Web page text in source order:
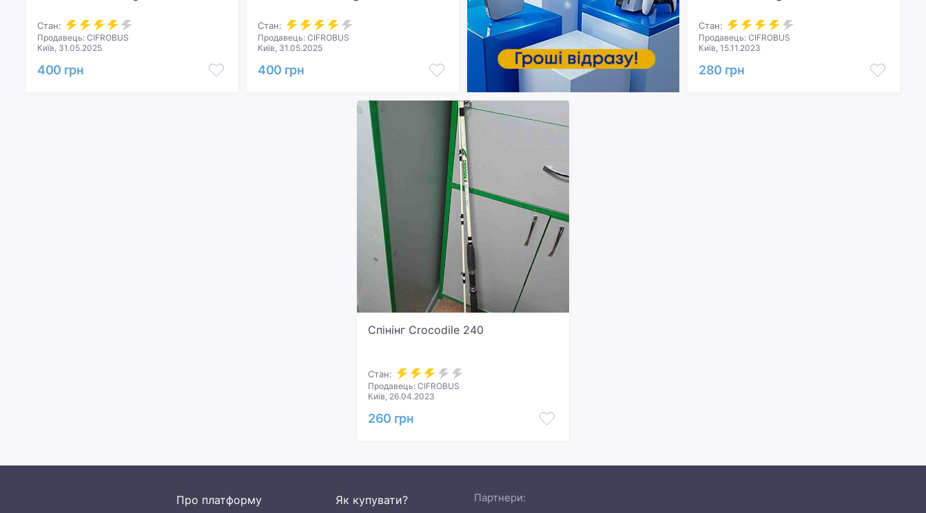
Стан:
Продавець: CIFROBUS
Київ, 31.05.2025
400 грн
Стан:
Продавець: CIFROBUS
Київ, 31.05.2025
400 грн
Стан:
Продавець: CIFROBUS
Київ, 15.11.2023
280 грн
Спінінг Crocodile 240
Стан:
Продавець: CIFROBUS
Київ, 26.04.2023
260 грн
Про платформу Як купувати? Партнери: